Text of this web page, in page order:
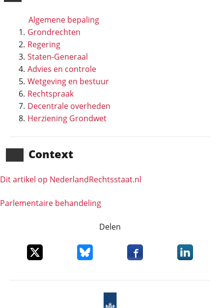
Algemene bepaling
Grondrechten
Regering
Staten-Generaal
Advies en controle
Wetgeving en bestuur
Rechtspraak
Decentrale overheden
Herziening Grondwet
Context
Dit artikel op NederlandRechts­staat.nl
Parlementaire behandeling
Delen
Deel dit item op XDeel dit item op Bluesky
Deel dit item opDeel dit